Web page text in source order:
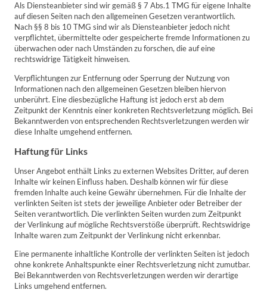
Als Diensteanbieter sind wir gemäß § 7 Abs.1 TMG für eigene Inhalte
auf diesen Seiten nach den allgemeinen Gesetzen verantwortlich.
Nach §§ 8 bis 10 TMG sind wir als Diensteanbieter jedoch nicht
verpflichtet, übermittelte oder gespeicherte fremde Informationen zu
überwachen oder nach Umständen zu forschen, die auf eine
rechtswidrige Tätigkeit hinweisen.
Verpflichtungen zur Entfernung oder Sperrung der Nutzung von
Informationen nach den allgemeinen Gesetzen bleiben hiervon
unberührt. Eine diesbezügliche Haftung ist jedoch erst ab dem
Zeitpunkt der Kenntnis einer konkreten Rechtsverletzung möglich. Bei
Bekanntwerden von entsprechenden Rechtsverletzungen werden wir
diese Inhalte umgehend entfernen.
Haftung für Links
Unser Angebot enthält Links zu externen Websites Dritter, auf deren
Inhalte wir keinen Einfluss haben. Deshalb können wir für diese
fremden Inhalte auch keine Gewähr übernehmen. Für die Inhalte der
verlinkten Seiten ist stets der jeweilige Anbieter oder Betreiber der
Seiten verantwortlich. Die verlinkten Seiten wurden zum Zeitpunkt
der Verlinkung auf mögliche Rechtsverstöße überprüft. Rechtswidrige
Inhalte waren zum Zeitpunkt der Verlinkung nicht erkennbar.
Eine permanente inhaltliche Kontrolle der verlinkten Seiten ist jedoch
ohne konkrete Anhaltspunkte einer Rechtsverletzung nicht zumutbar.
Bei Bekanntwerden von Rechtsverletzungen werden wir derartige
Links umgehend entfernen.